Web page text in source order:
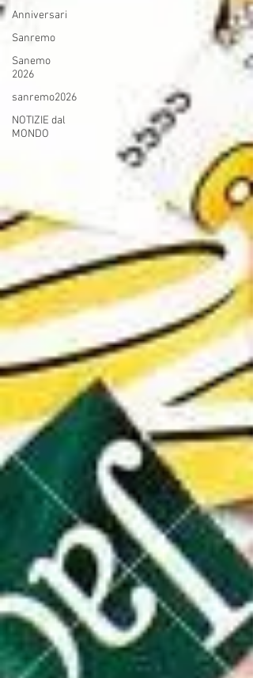
Anniversari
Sanremo
Sanemo
2026
sanremo2026
NOTIZIE dal
MONDO